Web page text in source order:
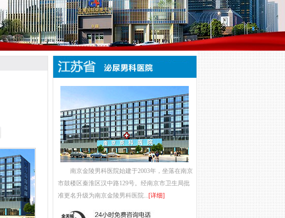
南京金陵男科医院始建于2003年，坐落在南京
市鼓楼区秦淮区汉中路129号。经南京市卫生局批
准更名升级为南京金陵男科医院...[详细]